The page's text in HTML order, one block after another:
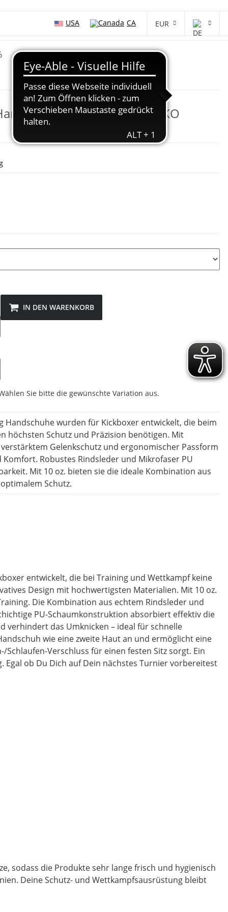
USA
CA EUR
CREED 10 oz WAKO
IN DEN WARENKORB
Sie bitte die gewünschte Variation aus.
Handschuhe wurden für Kickboxer entwickelt, die beim
höchsten Schutz und Präzision benötigen. Mit
Gelenkschutz und ergonomischer Passform
Robustes Rindsleder und Mikrofaser PU
Mit 10 oz. bieten sie die ideale Kombination aus
Schutz.
entwickelt, die bei Training und Wettkampf keine
Design mit hochwertigsten Materialien. Mit 10 oz.
Die Kombination aus echtem Rindsleder und
PU-Schaumkonstruktion absorbiert effektiv die
verhindert das Umknicken – ideal für schnelle
wie eine zweite Haut an und ermöglicht eine
Verschluss für einen festen Sitz sorgt. Ein
ob Du Dich auf Dein nächstes Turnier vorbereitest
sodass die Produkte sehr lange frisch und hygienisch
Deine Schutz- und Wettkampfsausrüstung bleibt